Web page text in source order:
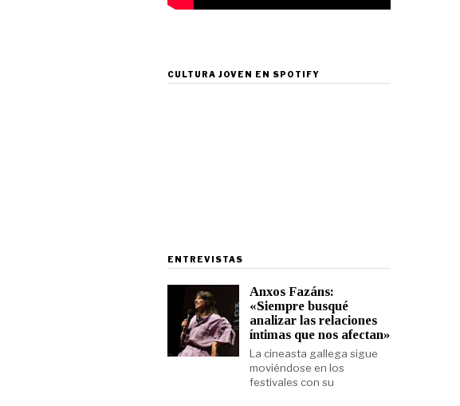
CULTURA JOVEN EN SPOTIFY
ENTREVISTAS
Anxos Fazáns:
«Siempre busqué
analizar las relaciones
íntimas que nos afectan»
La cineasta gallega sigue
moviéndose en los
festivales con su